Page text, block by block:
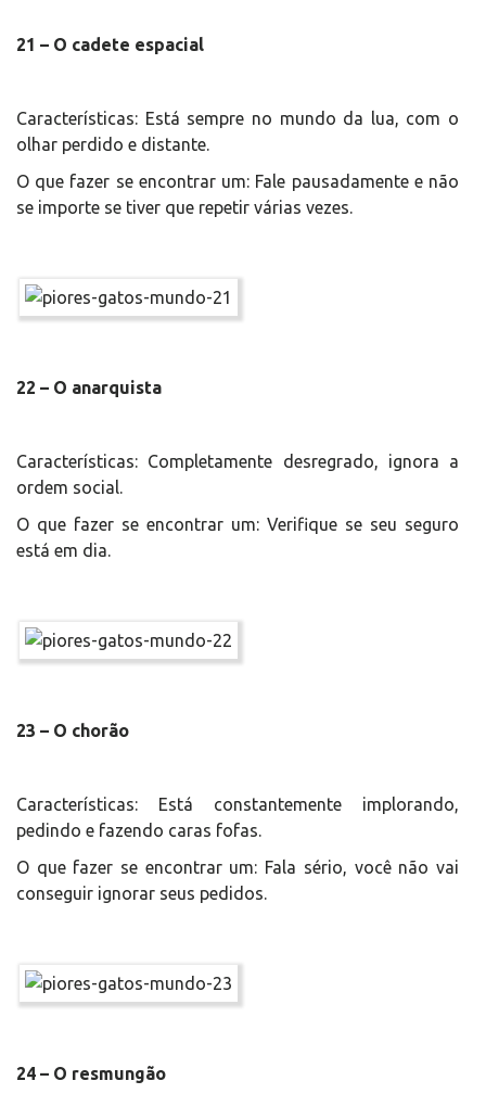
21 – O cadete espacial
Características: Está sempre no mundo da lua, com o
olhar perdido e distante.
O que fazer se encontrar um: Fale pausadamente e não
se importe se tiver que repetir várias vezes.
22 – O anarquista
Características: Completamente desregrado, ignora a
ordem social.
O que fazer se encontrar um: Verifique se seu seguro
está em dia.
23 – O chorão
Características: Está constantemente implorando,
pedindo e fazendo caras fofas.
O que fazer se encontrar um: Fala sério, você não vai
conseguir ignorar seus pedidos.
24 – O resmungão